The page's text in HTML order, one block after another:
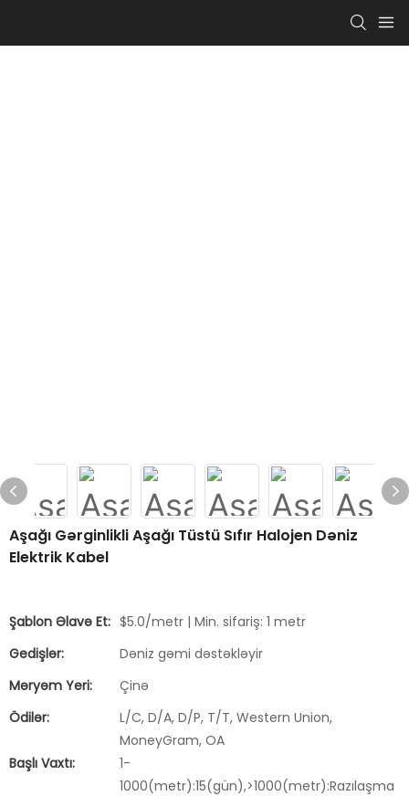
Aşağı Gərginlikli Aşağı Tüstü Sıfır Halojen Dəniz
Elektrik Kabel
Şablon Əlavə Et: $5.0/metr | Min. sifariş: 1 metr
Gedişlər:
Dəniz gəmi dəstəkləyir
Məryəm Yeri:
Çinə
Ödilər:
L/C, D/A, D/P, T/T, Western Union,
MoneyGram, OA
Başlı Vaxtı:
1-
1000(metr):15(gün),>1000(metr):Razılaşma